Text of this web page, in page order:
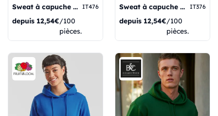
Sweat à capuche pour femme IT476
depuis 12,54€/100
pièces.
Sweat à capuche en molleton français pour femme IT376
depuis 12,54€/100
pièces.